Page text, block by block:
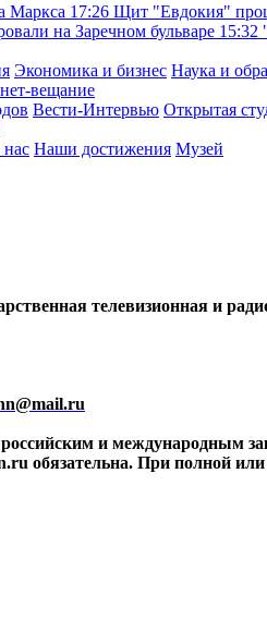
Маркса 17:26 Щит "Евдокия"
на Заречном бульваре 15:32
Экономика и бизнес Наука и
вещание
Вести-Интервью Открытая
нас Наши достижения Музей
телевизионная и
и международным
обязательна. При полной